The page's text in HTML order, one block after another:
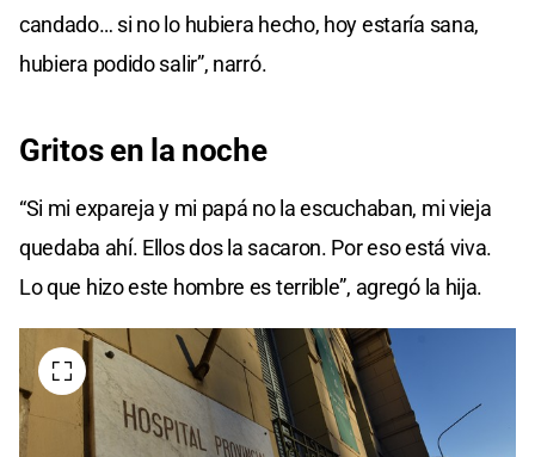
candado… si no lo hubiera hecho, hoy estaría sana,
hubiera podido salir”, narró.
Gritos en la noche
“Si mi expareja y mi papá no la escuchaban, mi vieja
quedaba ahí. Ellos dos la sacaron. Por eso está viva.
Lo que hizo este hombre es terrible”, agregó la hija.